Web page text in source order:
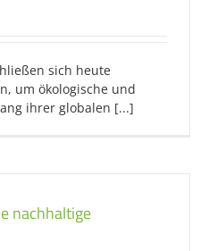
sich heute
um ökologische und
ihrer globalen [...]
nachhaltige